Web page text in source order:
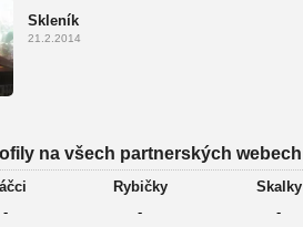
Skleník
21.2.2014
na všech partnerských webech
Rybičky Skalky
- - -